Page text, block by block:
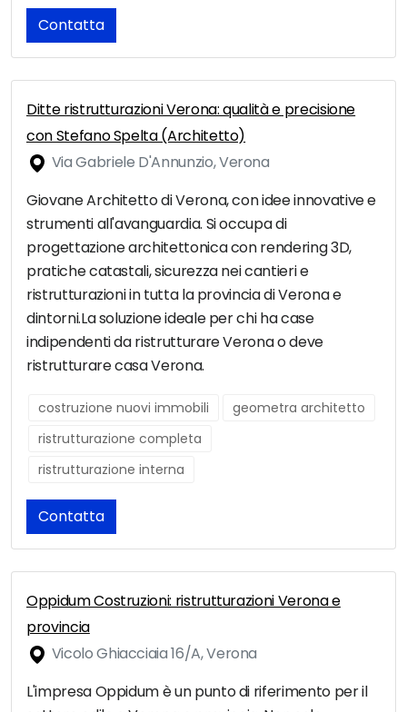
Contatta
Ditte ristrutturazioni Verona: qualità e precisione
con Stefano Spelta (Architetto)
Via Gabriele D'Annunzio, Verona
Giovane Architetto di Verona, con idee innovative e
strumenti all'avanguardia. Si occupa di
progettazione architettonica con rendering 3D,
pratiche catastali, sicurezza nei cantieri e
ristrutturazioni in tutta la provincia di Verona e
dintorni.La soluzione ideale per chi ha case
indipendenti da ristrutturare Verona o deve
ristrutturare casa Verona.
costruzione nuovi immobili
geometra architetto
ristrutturazione completa
ristrutturazione interna
Contatta
Oppidum Costruzioni: ristrutturazioni Verona e
provincia
Vicolo Ghiacciaia 16/A, Verona
L'impresa Oppidum è un punto di riferimento per il